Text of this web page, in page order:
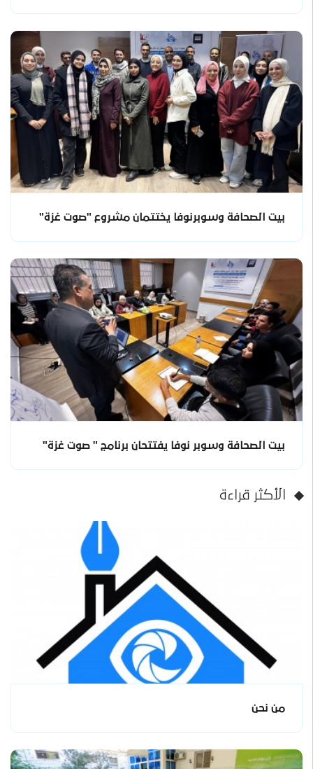
بيت الصحافة وسوبرنوفا يختتمان مشروع "صوت غزة"
بيت الصحافة وسوبر نوفا يفتتحان برنامج " صوت غزة"
الأكثر قراءة
من نحن